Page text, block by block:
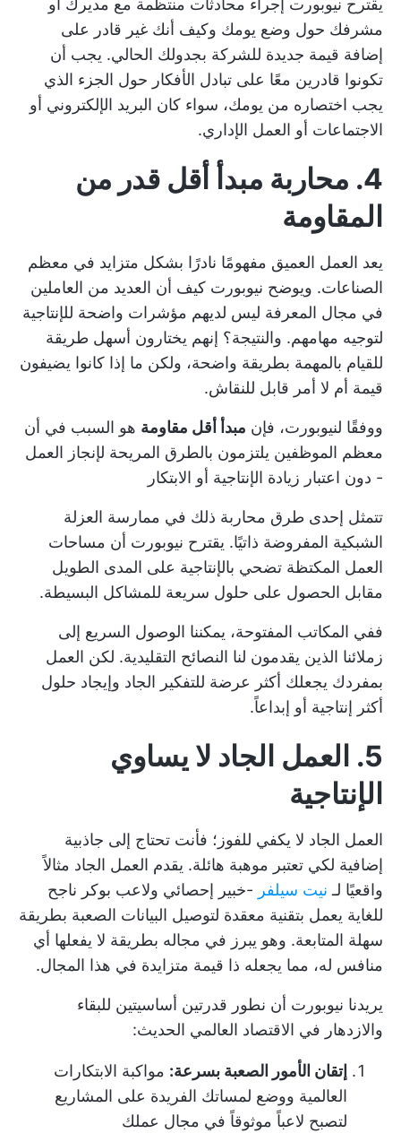
يقترح نيوبورت إجراء محادثات منتظمة مع مديرك أو
مشرفك حول وضع يومك وكيف أنك غير قادر على
إضافة قيمة جديدة للشركة بجدولك الحالي. يجب أن
تكونوا قادرين معًا على تبادل الأفكار حول الجزء الذي
يجب اختصاره من يومك، سواء كان البريد الإلكتروني أو
الاجتماعات أو العمل الإداري.
4. محاربة مبدأ أقل قدر من
المقاومة
يعد العمل العميق مفهومًا نادرًا بشكل متزايد في معظم
الصناعات. ويوضح نيوبورت كيف أن العديد من العاملين
في مجال المعرفة ليس لديهم مؤشرات واضحة للإنتاجية
لتوجيه مهامهم. والنتيجة؟ إنهم يختارون أسهل طريقة
للقيام بالمهمة بطريقة واضحة، ولكن ما إذا كانوا يضيفون
قيمة أم لا أمر قابل للنقاش.
ووفقًا لنيوبورت، فإن مبدأ أقل مقاومة هو السبب في أن
معظم الموظفين يلتزمون بالطرق المريحة لإنجاز العمل
- دون اعتبار زيادة الإنتاجية أو الابتكار
تتمثل إحدى طرق محاربة ذلك في ممارسة العزلة
الشبكية المفروضة ذاتيًا. يقترح نيوبورت أن مساحات
العمل المكتظة تضحي بالإنتاجية على المدى الطويل
مقابل الحصول على حلول سريعة للمشاكل البسيطة.
ففي المكاتب المفتوحة، يمكننا الوصول السريع إلى
زملائنا الذين يقدمون لنا النصائح التقليدية. لكن العمل
بمفردك يجعلك أكثر عرضة للتفكير الجاد وإيجاد حلول
أكثر إنتاجية أو إبداعاً.
5. العمل الجاد لا يساوي
الإنتاجية
العمل الجاد لا يكفي للفوز؛ فأنت تحتاج إلى جاذبية
إضافية لكي تعتبر موهبة هائلة. يقدم العمل الجاد مثالاً
واقعيًا لـ نيت سيلفر -خبير إحصائي ولاعب بوكر ناجح
للغاية يعمل بتقنية معقدة لتوصيل البيانات الصعبة بطريقة
سهلة المتابعة. وهو يبرز في مجاله بطريقة لا يفعلها أي
منافس له، مما يجعله ذا قيمة متزايدة في هذا المجال.
يريدنا نيوبورت أن نطور قدرتين أساسيتين للبقاء
والازدهار في الاقتصاد العالمي الحديث:
إتقان الأمور الصعبة بسرعة: مواكبة الابتكارات
العالمية ووضع لمساتك الفريدة على المشاريع
لتصبح لاعباً موثوقاً في مجال عملك